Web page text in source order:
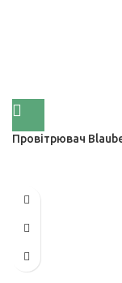
Провітрювач